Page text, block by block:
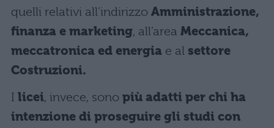
quelli relativi all’indirizzo Amministrazione,
finanza e marketing, all’area Meccanica,
meccatronica ed energia e al settore
Costruzioni.
I licei, invece, sono più adatti per chi ha
intenzione di proseguire gli studi con